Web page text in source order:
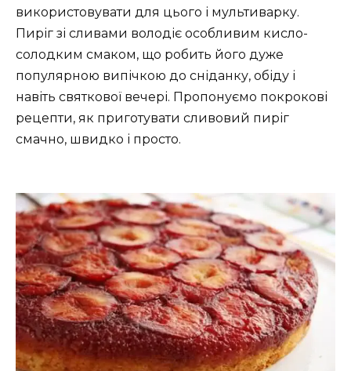
використовувати для цього і мультиварку.
Пиріг зі сливами володіє особливим кисло-
солодким смаком, що робить його дуже
популярною випічкою до сніданку, обіду і
навіть святкової вечері. Пропонуємо покрокові
рецепти, як приготувати сливовий пиріг
смачно, швидко і просто.